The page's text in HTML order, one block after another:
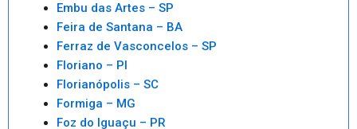
Embu das Artes – SP
Feira de Santana – BA
Ferraz de Vasconcelos – SP
Floriano – PI
Florianópolis – SC
Formiga – MG
Foz do Iguaçu – PR